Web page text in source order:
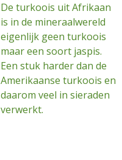
De turkoois uit Afrikaan
is in de mineraalwereld
eigenlijk geen turkoois
maar een soort jaspis.
Een stuk harder dan de
Amerikaanse turkoois en
daarom veel in sieraden
verwerkt.